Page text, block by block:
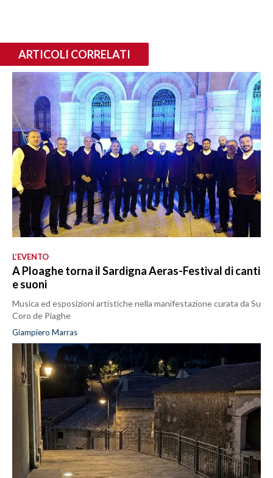
ARTICOLI CORRELATI
L’EVENTO
A Ploaghe torna il Sardigna Aeras-Festival di canti
e suoni
Musica ed esposizioni artistiche nella manifestazione curata da Su
Coro de Piaghe
Giampiero Marras